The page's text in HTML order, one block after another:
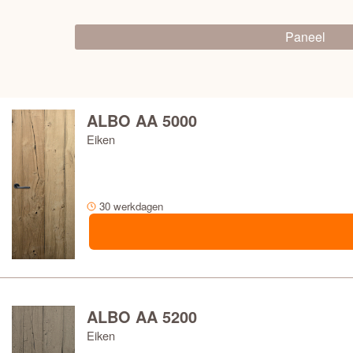
Paneel
ALBO AA 5000
Eiken
30 werkdagen
ALBO AA 5200
Eiken